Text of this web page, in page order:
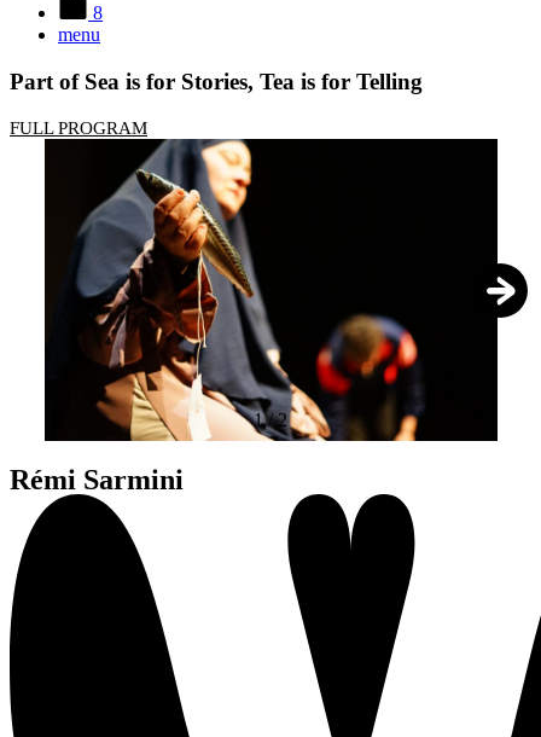
8
menu
Part of Sea is for Stories, Tea is for Telling
FULL PROGRAM
1/2
Rémi Sarmini